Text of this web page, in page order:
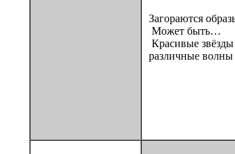
Загораются
Может быть…
Красивые
различные